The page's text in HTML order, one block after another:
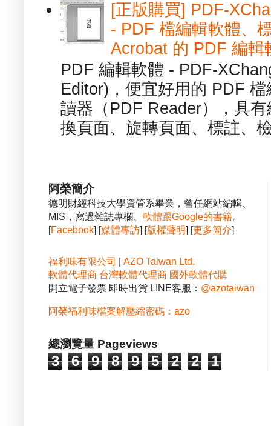
[正版購買] PDF-
- PDF 檔編輯軟體、
Acrobat 的 PDF 編輯
PDF 編輯軟體 - PDF-
Editor)，便宜好用的 PDF
讀器（PDF Reader），具
換頁面、旋轉頁面、標註、
阿榮簡介
德明財經科技大學資管系畢業，曾任網站編輯、
MIS，寫過雜誌專欄、 軟體跟Google的書籍。
[Facebook] [媒體專訪] [版權聲明] [更多簡介]
福利味有限公司
AZO Taiwan Ltd.
軟體代理商 台灣軟體代理商 國外軟體代購
開立電子發票 即時出貨 LINE客服： @azotaiwan
阿榮福利味檔案解壓縮密碼：azo
總瀏覽量 Pageviews
3 6 9 8 9 5 2 2 1